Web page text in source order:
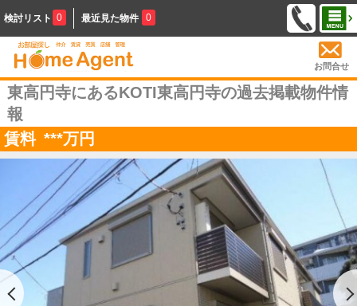
検討リスト 0 最近見た物件 0
お問合せ
東高円寺にあるKOTI東高円寺の過去掲載物件情
報
賃料 ***万円